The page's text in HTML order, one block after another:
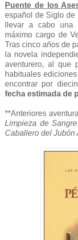
Puente de los
español de Siglo de
llevar a cabo una
máximo cargo de
Tras cinco años de
la novela
aventurero, al que
habituales
encontrar por
fecha estimada de
**Anteriores
Limpieza de Sangre
Caballero del Jubón